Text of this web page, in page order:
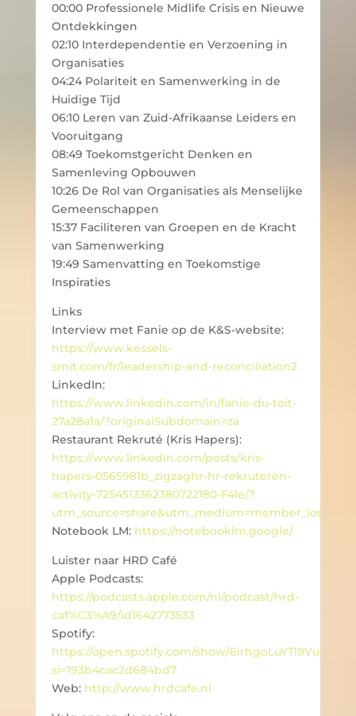
00:00 Professionele Midlife Crisis en Nieuwe
Ontdekkingen
02:10 Interdependentie en Verzoening in
Organisaties
04:24 Polariteit en Samenwerking in de
Huidige Tijd
06:10 Leren van Zuid-Afrikaanse Leiders en
Vooruitgang
08:49 Toekomstgericht Denken en
Samenleving Opbouwen
10:26 De Rol van Organisaties als Menselijke
Gemeenschappen
15:37 Faciliteren van Groepen en de Kracht
van Samenwerking
19:49 Samenvatting en Toekomstige
Inspiraties
Links
Interview met Fanie op de K&S-website:
https://www.kessels-
smit.com/fr/leadership-and-reconciliation2
LinkedIn:
https://www.linkedin.com/in/fanie-du-toit-
27a28a1a/?originalSubdomain=za
Restaurant Rekruté (Kris Hapers):
https://www.linkedin.com/posts/kris-
hapers-0565981b_zigzaghr-hr-rekruteren-
activity-7254513362380722180-F4le/?
utm_source=share&utm_medium=member_ios
Notebook LM: https://notebooklm.google/
Luister naar HRD Café
Apple Podcasts:
https://podcasts.apple.com/nl/podcast/hrd-
caf%C3%A9/id1642773533
Spotify:
https://open.spotify.com/show/
si=193b4cac2d684bd7
Web: http://www.hrdcafe.nl